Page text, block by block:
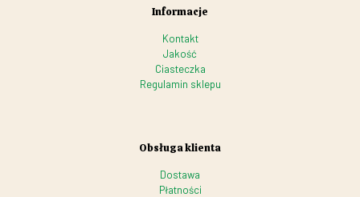
Informacje
Kontakt
Jakość
Ciasteczka
Regulamin sklepu
Obsługa klienta
Dostawa
Płatności